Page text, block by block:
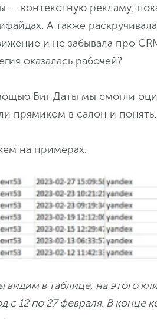
— контекстную рекламу,
А также
и не забывала про
оказалась рабочей?
Биг Даты мы смогли
прямиком в салон и
на примерах.
видим в таблице, на этого
с 12 по 27 февраля. В конце